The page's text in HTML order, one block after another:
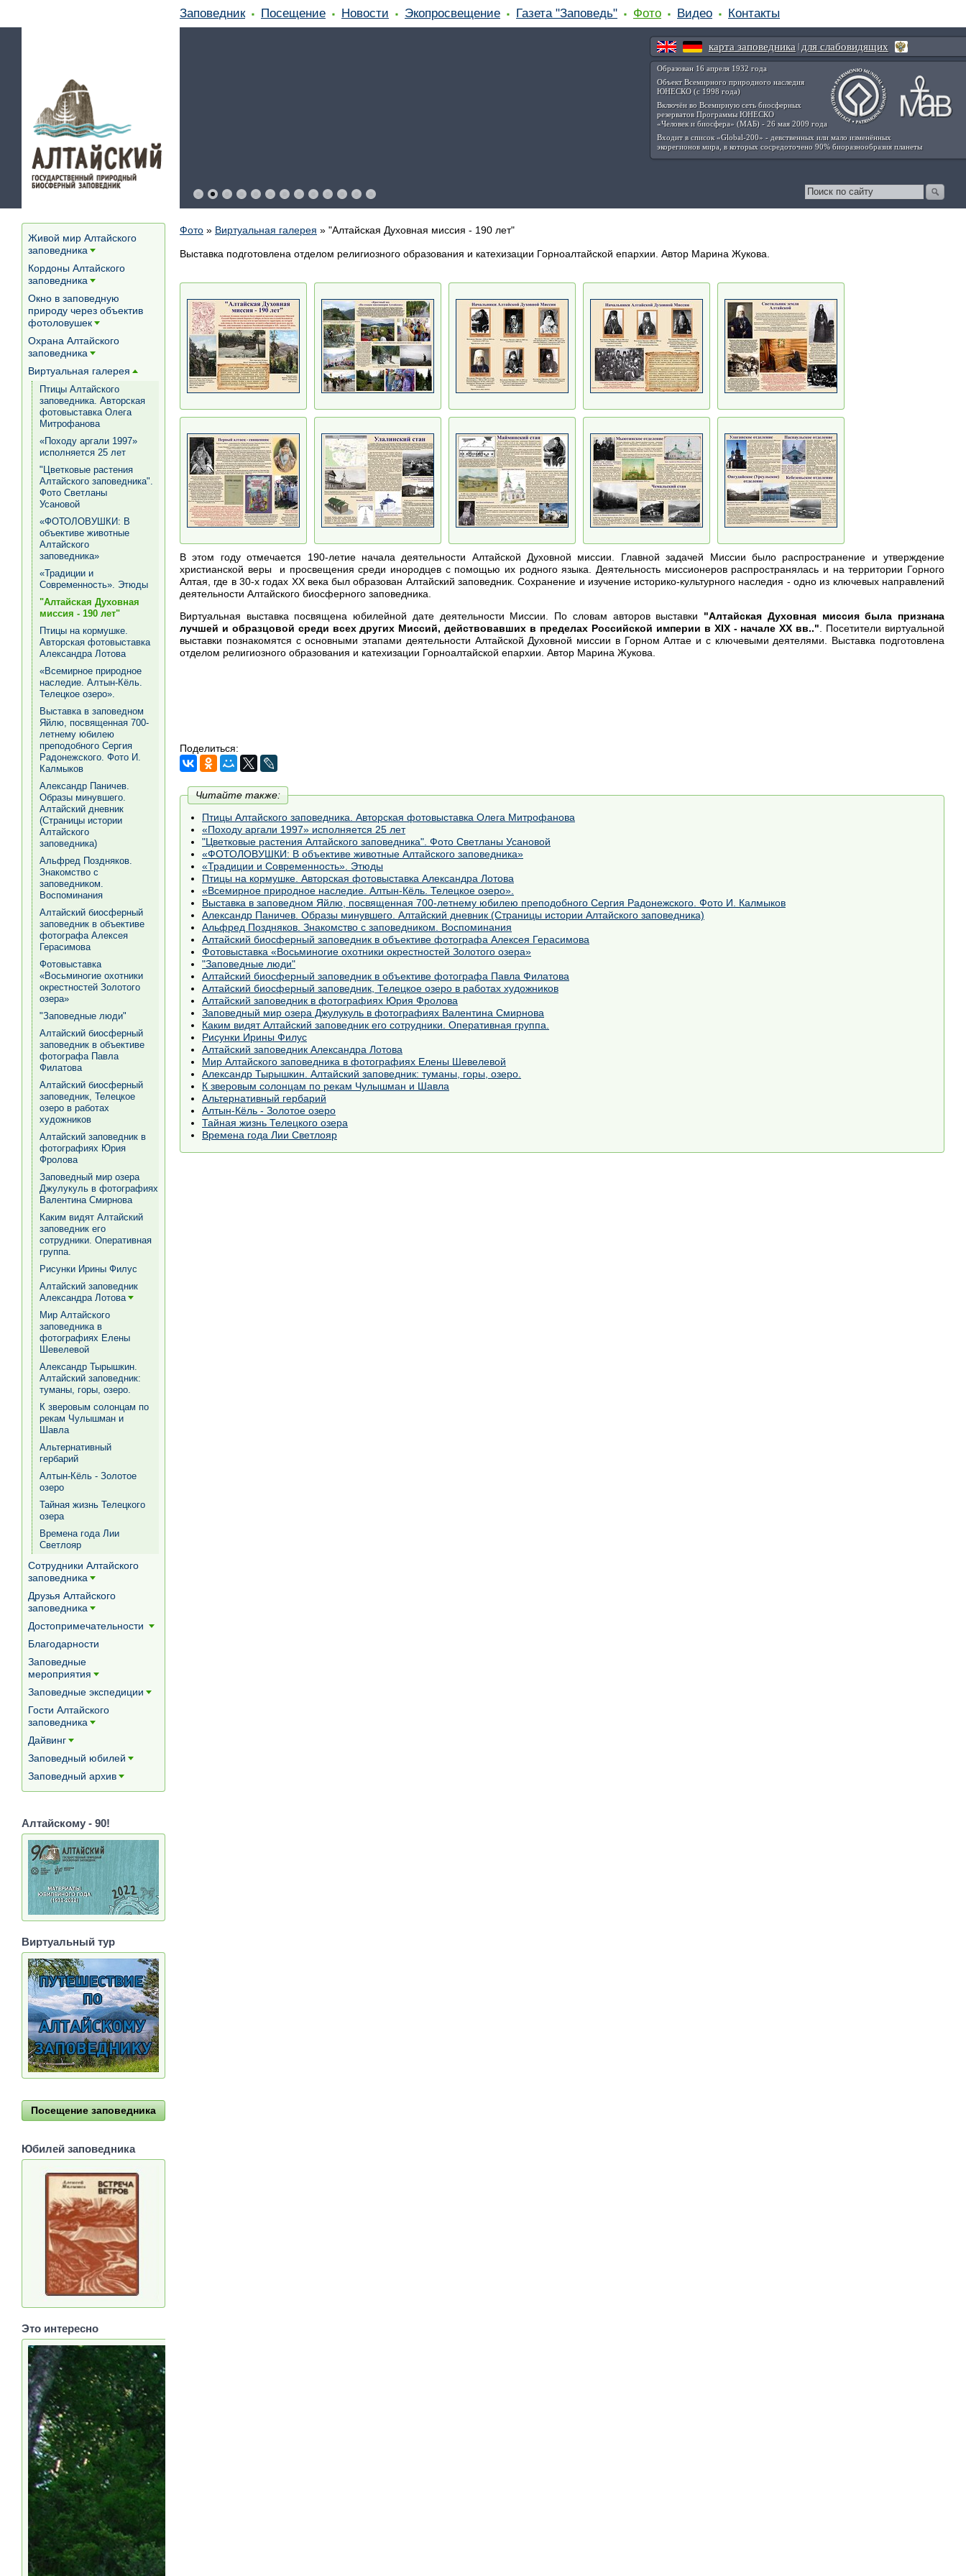
карта заповедника | для слабовидящих
Образован 16 апреля 1932 года
Объект Всемирного природного наследия
ЮНЕСКО (с 1998 года)
Включён во Всемирную сеть биосферных
резерватов Программы ЮНЕСКО
«Человек и биосфера» (МАБ) - 26 мая 2009 года
Входит в список «Global-200» - девственных или мало изменённых
экорегионов мира, в которых сосредоточено 90% биоразнообразия планеты
Заповедник Посещение Новости Экопросвещение Газета "Заповедь" Фото Видео Контакты
Фото » Виртуальная галерея » "Алтайская Духовная миссия - 190 лет"
Выставка подготовлена отделом религиозного образования и катехизации Горноалтайской епархии. Автор Марина Жукова.
В этом году отмечается 190-летие начала деятельности Алтайской Духовной миссии. Главной задачей Миссии было распространение и утверждение
христианской веры и просвещения среди инородцев с помощью их родного языка. Деятельность миссионеров распространялась и на территории Горного
Алтая, где в 30-х годах XX века был образован Алтайский заповедник. Сохранение и изучение историко-культурного наследия - одно из ключевых направлений
деятельности Алтайского биосферного заповедника.
Виртуальная выставка посвящена юбилейной дате деятельности Миссии. По словам авторов выставки "Алтайская Духовная миссия была признана
лучшей и образцовой среди всех других Миссий, действовавших в пределах Российской империи в XIX - начале XX вв.." . Посетители виртуальной
выставки познакомятся с основными этапами деятельности Алтайской Духовной миссии в Горном Алтае и с ключевыми деятелями. Выставка подготовлена
отделом религиозного образования и катехизации Горноалтайской епархии. Автор Марина Жукова.
Поделиться:
Читайте также:
Птицы Алтайского заповедника. Авторская фотовыставка Олега Митрофанова
«Походу аргали 1997» исполняется 25 лет
"Цветковые растения Алтайского заповедника". Фото Светланы Усановой
«ФОТОЛОВУШКИ: В объективе животные Алтайского заповедника»
«Традиции и Современность». Этюды
Птицы на кормушке. Авторская фотовыставка Александра Лотова
«Всемирное природное наследие. Алтын-Кёль. Телецкое озеро».
Выставка в заповедном Яйлю, посвященная 700-летнему юбилею преподобного Сергия Радонежского. Фото И. Калмыков
Александр Паничев. Образы минувшего. Алтайский дневник (Страницы истории Алтайского заповедника)
Альфред Поздняков. Знакомство с заповедником. Воспоминания
Алтайский биосферный заповедник в объективе фотографа Алексея Герасимова
Фотовыставка «Восьминогие охотники окрестностей Золотого озера»
"Заповедные люди"
Алтайский биосферный заповедник в объективе фотографа Павла Филатова
Алтайский биосферный заповедник, Телецкое озеро в работах художников
Алтайский заповедник в фотографиях Юрия Фролова
Заповедный мир озера Джулукуль в фотографиях Валентина Смирнова
Каким видят Алтайский заповедник его сотрудники. Оперативная группа.
Рисунки Ирины Филус
Алтайский заповедник Александра Лотова
Мир Алтайского заповедника в фотографиях Елены Шевелевой
Александр Тырышкин. Алтайский заповедник: туманы, горы, озеро.
К зверовым солонцам по рекам Чулышман и Шавла
Альтернативный гербарий
Алтын-Кёль - Золотое озеро
Тайная жизнь Телецкого озера
Времена года Лии Светлояр
Живой мир Алтайского
заповедника
Кордоны Алтайского
заповедника
Окно в заповедную
природу через объектив
фотоловушек
Охрана Алтайского
заповедника
Виртуальная галерея [+]
Птицы Алтайского
заповедника. Авторская
фотовыставка Олега
Митрофанова
«Походу аргали 1997»
исполняется 25 лет
"Цветковые растения
Алтайского заповедника".
Фото Светланы
Усановой
«ФОТОЛОВУШКИ: В
объективе животные
Алтайского
заповедника»
«Традиции и
Современность». Этюды
"Алтайская Духовная
миссия - 190 лет"
Птицы на кормушке.
Авторская фотовыставка
Александра Лотова
«Всемирное природное
наследие. Алтын-Кёль.
Телецкое озеро».
Выставка в заповедном
Яйлю, посвященная 700-
летнему юбилею
преподобного Сергия
Радонежского. Фото И.
Калмыков
Александр Паничев.
Образы минувшего.
Алтайский дневник
(Страницы истории
Алтайского
заповедника)
Альфред Поздняков.
Знакомство с
заповедником.
Воспоминания
Алтайский биосферный
заповедник в объективе
фотографа Алексея
Герасимова
Фотовыставка
«Восьминогие охотники
окрестностей Золотого
озера»
"Заповедные люди"
Алтайский биосферный
заповедник в объективе
фотографа Павла
Филатова
Алтайский биосферный
заповедник, Телецкое
озеро в работах
художников
Алтайский заповедник в
фотографиях Юрия
Фролова
Заповедный мир озера
Джулукуль в фотографиях
Валентина Смирнова
Каким видят Алтайский
заповедник его
сотрудники. Оперативная
группа.
Рисунки Ирины Филус
Алтайский заповедник
Александра Лотова
Мир Алтайского
заповедника в
фотографиях Елены
Шевелевой
Александр Тырышкин.
Алтайский заповедник:
туманы, горы, озеро.
К зверовым солонцам по
рекам Чулышман и
Шавла
Альтернативный
гербарий
Алтын-Кёль - Золотое
озеро
Тайная жизнь Телецкого
озера
Времена года Лии
Светлояр
Сотрудники Алтайского
заповедника
Друзья Алтайского
заповедника
Достопримечательности
Благодарности
Заповедные
мероприятия
Заповедные экспедиции
Гости Алтайского
заповедника
Дайвинг
Заповедный юбилей
Заповедный архив
Алтайскому - 90!
Виртуальный тур
Посещение заповедника
Юбилей заповедника
Это интересно